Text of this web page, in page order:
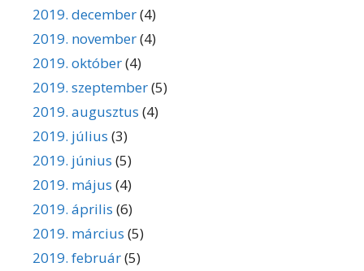
2019. december(4)
2019. november(4)
2019. október(4)
2019. szeptember(5)
2019. augusztus (4)
2019. július (3)
2019. június (5)
2019. május (4)
2019. április (6)
2019. március (5)
2019. február(5)